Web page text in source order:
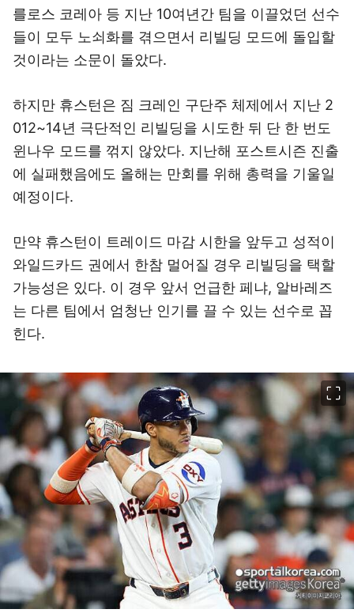
를로스 코레아 등 지난 10여년간 팀을 이끌었던 선수
들이 모두 노쇠화를 겪으면서 리빌딩 모드에 돌입할
것이라는 소문이 돌았다.
하지만 휴스턴은 짐 크레인 구단주 체제에서 지난 2
012~14년 극단적인 리빌딩을 시도한 뒤 단 한 번도
윈나우 모드를 꺾지 않았다. 지난해 포스트시즌 진출
에 실패했음에도 올해는 만회를 위해 총력을 기울일
예정이다.
만약 휴스턴이 트레이드 마감 시한을 앞두고 성적이
와일드카드 권에서 한참 멀어질 경우 리빌딩을 택할
가능성은 있다. 이 경우 앞서 언급한 페냐, 알바레즈
는 다른 팀에서 엄청난 인기를 끌 수 있는 선수로 꼽
힌다.